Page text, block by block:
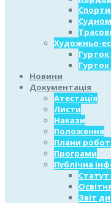
Художньо-
Новини
Документація
Атестація
Листи
Накази
Положення
Плани
Програми
Публічна
Звіт